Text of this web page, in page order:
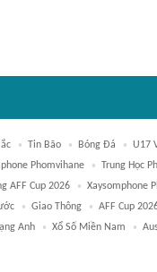
Tin Bão Bóng Đá U17
Phomvihane Trung Học
AFF Cup 2026 Xaysomphone
Giao Thông AFF Cup
Anh Xổ Số Miền Nam